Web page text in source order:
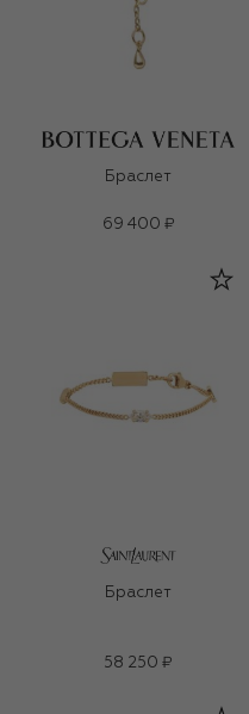
Браслет
69 400 ₽
Браслет
58 250 ₽